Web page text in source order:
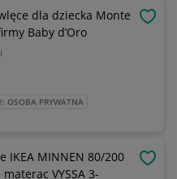
dla dziecka Monte
Baby d’Oro
OSOBA PRYWATNA
IKEA MINNEN 80/200
VYSSA 3-